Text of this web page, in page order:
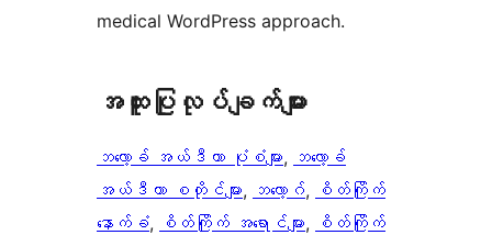
medical WordPress approach.
အ​ထူး​ပြု​လုပ်​ချက်​များ
ဘလော့ခ် အယ်ဒီတာ ပုံစံများ, ဘလော့ခ်
အယ်ဒီတာ စတိုင်များ, ဘလော့ဂ်,
စိတ်ကြိုက်
နောက်ခံ, စိတ်ကြိုက် အရောင်များ,
စိတ်ကြိုက်